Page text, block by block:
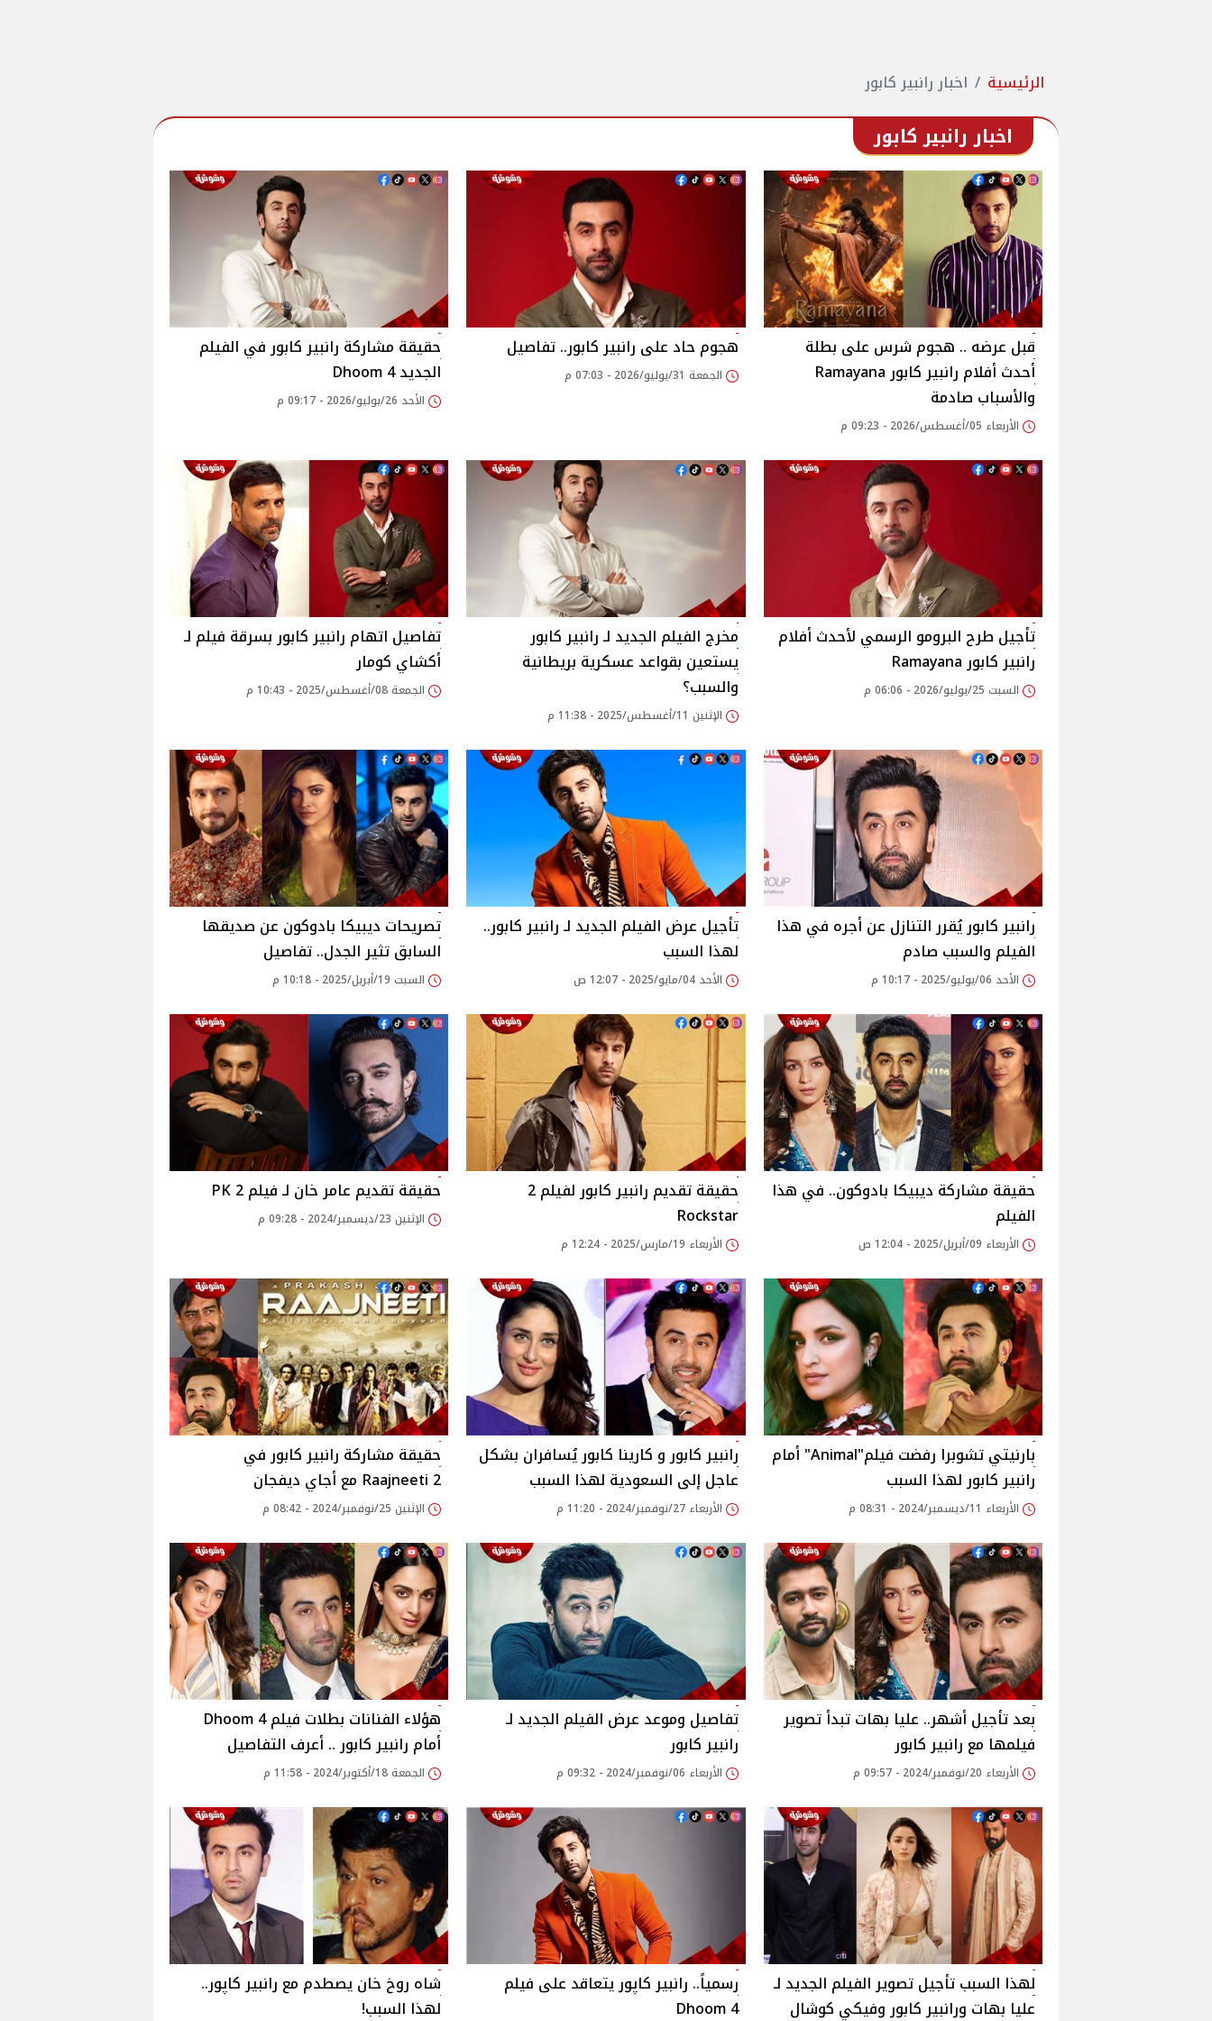
الرئيسية اخبار رانبير كابور
اخبار رانبير كابور
قبل عرضه .. هجوم شرس على بطلة
أحدث أفلام رانبير كابور Ramayana
والأسباب صادمة
الأربعاء 05/أغسطس/2026 - 09:23 م
هجوم حاد على رانبير كابور.. تفاصيل
الجمعة 31/يوليو/2026 - 07:03 م
حقيقة مشاركة رانبير كابور في الفيلم
الجديد Dhoom 4
الأحد 26/يوليو/2026 - 09:17 م
تأجيل طرح البرومو الرسمي لأحدث أفلام
رانبير كابور Ramayana
السبت 25/يوليو/2026 - 06:06 م
مخرج الفيلم الجديد لـ رانبير كابور
يستعين بقواعد عسكرية بريطانية
والسبب؟
الإثنين 11/أغسطس/2025 - 11:38 م
تفاصيل اتهام رانبير كابور بسرقة فيلم لـ
أكشاي كومار
الجمعة 08/أغسطس/2025 - 10:43 م
رانبير كابور يُقرر التنازل عن أجره في هذا
الفيلم والسبب صادم
الأحد 06/يوليو/2025 - 10:17 م
تأجيل عرض الفيلم الجديد لـ رانبير كابور..
لهذا السبب
الأحد 04/مايو/2025 - 12:07 ص
تصريحات ديبيكا بادوكون عن صديقها
السابق تثير الجدل.. تفاصيل
السبت 19/أبريل/2025 - 10:18 م
حقيقة مشاركة ديبيكا بادوكون.. في هذا
الفيلم
الأربعاء 09/أبريل/2025 - 12:04 ص
حقيقة تقديم رانبير كابور لفيلم 2
Rockstar
الأربعاء 19/مارس/2025 - 12:24 م
حقيقة تقديم عامر خان لـ فيلم PK 2
الإثنين 23/ديسمبر/2024 - 09:28 م
بارنيتي تشوبرا رفضت فيلم"Animal" أمام
رانبير كابور لهذا السبب
الأربعاء 11/ديسمبر/2024 - 08:31 م
رانبير كابور و كارينا كابور يُسافران بشكل
عاجل إلى السعودية لهذا السبب
الأربعاء 27/نوفمبر/2024 - 11:20 م
حقيقة مشاركة رانبير كابور في
Raajneeti 2 مع أجاي ديفجان
الإثنين 25/نوفمبر/2024 - 08:42 م
بعد تأجيل أشهر.. عليا بهات تبدأ تصوير
فيلمها مع رانبير كابور
الأربعاء 20/نوفمبر/2024 - 09:57 م
تفاصيل وموعد عرض الفيلم الجديد لـ
رانبير كابور
الأربعاء 06/نوفمبر/2024 - 09:32 م
هؤلاء الفنانات بطلات فيلم Dhoom 4
أمام رانبير كابور .. أعرف التفاصيل
الجمعة 18/أكتوبر/2024 - 11:58 م
لهذا السبب تأجيل تصوير الفيلم الجديد لـ
عليا بهات ورانبير كابور وفيكي كوشال
رسمياً.. رانبير كاپور يتعاقد على فيلم
Dhoom 4
شاه روخ خان يصطدم مع رانبير كاپور..
لهذا السبب!